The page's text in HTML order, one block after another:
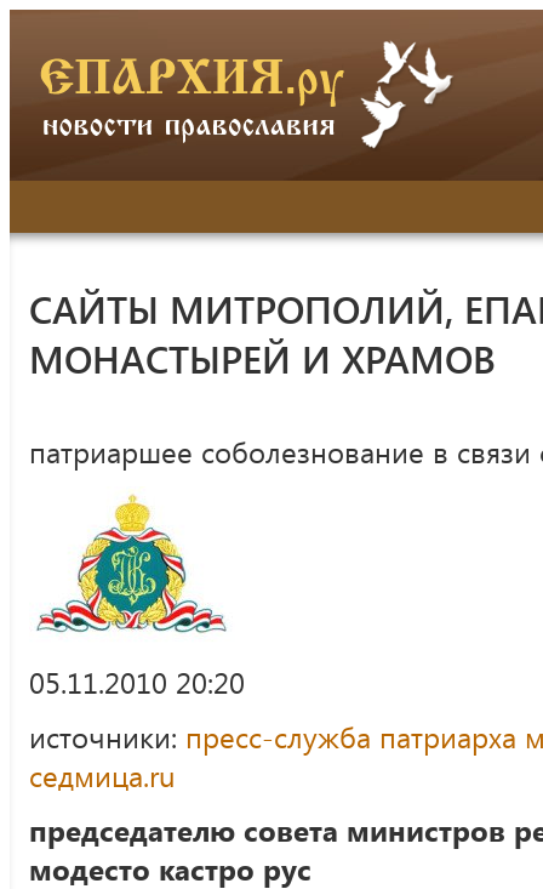
САЙТЫ МИТРОПОЛИЙ,
МОНАСТЫРЕЙ И ХРАМОВ
патриаршее соболезнование в связи
05.11.2010 20:20
источники: пресс-служба патриарха
седмица.ru
председателю совета министров
модесто кастро рус